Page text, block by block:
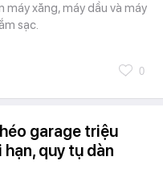
máy xăng, máy dầu và máy
sạc.
0
garage triệu
hạn, quy tụ dàn